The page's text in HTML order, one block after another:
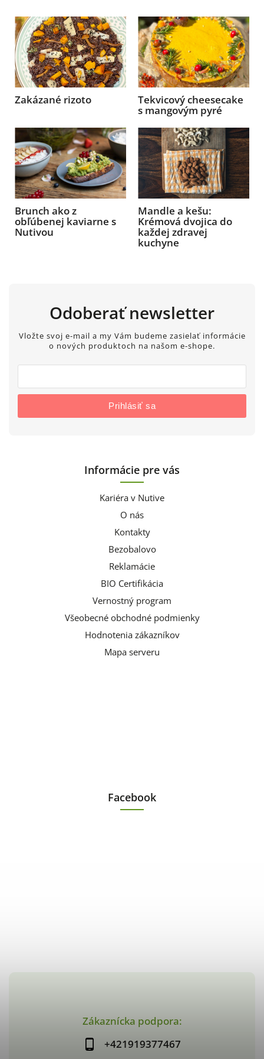
Zakázané rizoto Tekvicový cheesecake
s mangovým pyré
Brunch ako z
obľúbenej kaviarne s
Nutivou
Mandle a kešu:
Krémová dvojica do
každej zdravej
kuchyne
Zákaznícka podpora:
+421919377467
Odoberať newsletter
Vložte svoj e-mail a my Vám budeme zasielať informácie
o nových produktoch na našom e-shope.
Prihlásiť sa
Informácie pre vás
Kariéra v Nutive
O nás
Kontakty
Bezobalovo
Reklamácie
BIO Certifikácia
Vernostný program
Všeobecné obchodné podmienky
Hodnotenia zákazníkov
Mapa serveru
Facebook